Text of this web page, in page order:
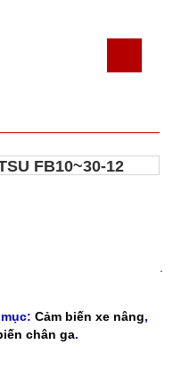
FB10~30-12
Cảm biến xe nâng,
chân ga.